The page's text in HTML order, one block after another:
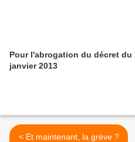
Pour l'abrogation du décret du
janvier 2013
< Et maintenant, la grève ?